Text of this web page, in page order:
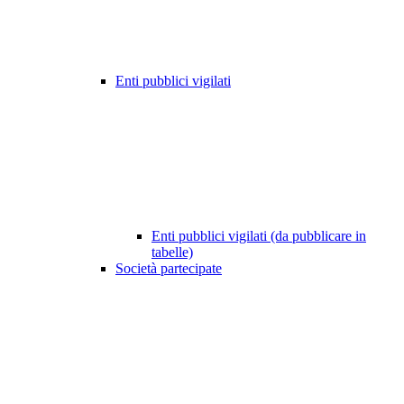
Enti pubblici vigilati
Enti pubblici vigilati (da pubblicare in
tabelle)
Società partecipate